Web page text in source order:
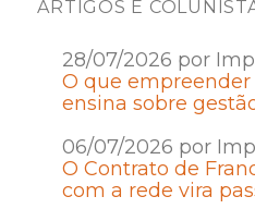
ARTIGOS E
28/07/2026 por
O que empreender
ensina sobre
06/07/2026 por
O Contrato de
com a rede vira